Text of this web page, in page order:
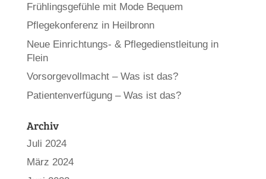
Frühlingsgefühle mit Mode Bequem
Pflegekonferenz in Heilbronn
Neue Einrichtungs- & Pflegedienstleitung in
Flein
Vorsorgevollmacht – Was ist das?
Patientenverfügung – Was ist das?
Archiv
Juli 2024
März 2024